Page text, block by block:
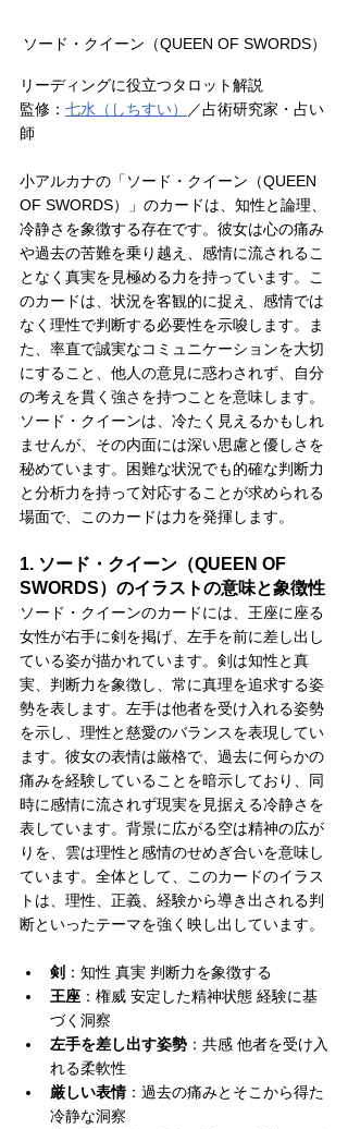
ソード・クイーン（QUEEN OF SWORDS）
リーディングに役立つタロット解説
監修： 七水（しちすい）
／占術研究家・占い
師
小アルカナの「ソード・クイーン（QUEEN
OF SWORDS）」のカードは、知性と論理、
冷静さを象徴する存在です。彼女は心の痛み
や過去の苦難を乗り越え、感情に流されるこ
となく真実を見極める力を持っています。こ
のカードは、状況を客観的に捉え、感情では
なく理性で判断する必要性を示唆します。ま
た、率直で誠実なコミュニケーションを大切
にすること、他人の意見に惑わされず、自分
の考えを貫く強さを持つことを意味します。
ソード・クイーンは、冷たく見えるかもしれ
ませんが、その内面には深い思慮と優しさを
秘めています。困難な状況でも的確な判断力
と分析力を持って対応することが求められる
場面で、このカードは力を発揮します。
1. ソード・クイーン（QUEEN OF
SWORDS）のイラストの意味と象徴性
ソード・クイーンのカードには、王座に座る
女性が右手に剣を掲げ、左手を前に差し出し
ている姿が描かれています。剣は知性と真
実、判断力を象徴し、常に真理を追求する姿
勢を表します。左手は他者を受け入れる姿勢
を示し、理性と慈愛のバランスを表現してい
ます。彼女の表情は厳格で、過去に何らかの
痛みを経験していることを暗示しており、同
時に感情に流されず現実を見据える冷静さを
表しています。背景に広がる空は精神の広が
りを、雲は理性と感情のせめぎ合いを意味し
ています。全体として、このカードのイラス
トは、理性、正義、経験から導き出される判
断といったテーマを強く映し出しています。
剣 ：知性 真実 判断力を象徴する
王座 ：権威 安定した精神状態 経験に基
づく洞察
左手を差し出す姿勢 ：共感 他者を受け入
れる柔軟性
厳しい表情：過去の痛みとそこから得た
冷静な洞察